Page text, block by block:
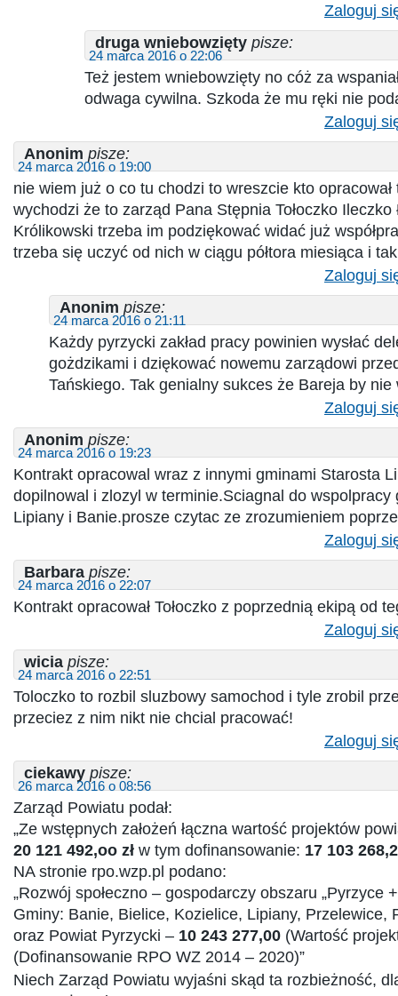
Zaloguj
druga wniebowzięty pisze:
24 marca 2016 o 22:06
Też jestem wniebowzięty no cóż za
odwaga cywilna. Szkoda że mu ręki nie
Zaloguj
Anonim pisze:
24 marca 2016 o 19:00
nie wiem już o co tu chodzi to wreszcie kto
wychodzi że to zarząd Pana Stępnia Tołoczko Ileczko
Królikowski trzeba im podziękować widać już
trzeba się uczyć od nich w ciągu półtora miesiąca i
Zaloguj
Anonim pisze:
24 marca 2016 o 21:11
Każdy pyrzycki zakład pracy powinien wysłać
gożdzikami i dziękować nowemu zarządowi
Tańskiego. Tak genialny sukces że Bareja by nie
Zaloguj
Anonim pisze:
24 marca 2016 o 19:23
Kontrakt opracowal wraz z innymi gminami Starosta
dopilnowal i zlozyl w terminie.Sciagnal do wspolpracy
Lipiany i Banie.prosze czytac ze zrozumieniem
Zaloguj
Barbara pisze:
24 marca 2016 o 22:07
Kontrakt opracował Tołoczko z poprzednią ekipą od
Zaloguj
wicia pisze:
24 marca 2016 o 22:51
Toloczko to rozbil sluzbowy samochod i tyle zrobil
przeciez z nim nikt nie chcial pracować!
Zaloguj
ciekawy pisze:
26 marca 2016 o 08:56
Zarząd Powiatu podał:
„Ze wstępnych założeń łączna wartość projektów
20 121 492,oo zł w tym dofinansowanie: 17 103
NA stronie rpo.wzp.pl podano:
„Rozwój społeczno – gospodarczy obszaru „Pyrzyce
Gminy: Banie, Bielice, Kozielice, Lipiany, Przelewice,
oraz Powiat Pyrzycki – 10 243 277,00 (Wartość
(Dofinansowanie RPO WZ 2014 – 2020)”
Niech Zarząd Powiatu wyjaśni skąd ta rozbieżność,